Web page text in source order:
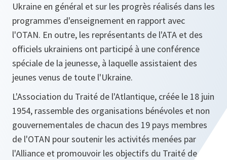
Ukraine en général et sur les progrès réalisés dans les
programmes d'enseignement en rapport avec
l'OTAN. En outre, les représentants de l'ATA et des
officiels ukrainiens ont participé à une conférence
spéciale de la jeunesse, à laquelle assistaient des
jeunes venus de toute l'Ukraine.
L'Association du Traité de l'Atlantique, créée le 18 juin
1954, rassemble des organisations bénévoles et non
gouvernementales de chacun des 19 pays membres
de l'OTAN pour soutenir les activités menées par
l'Alliance et promouvoir les objectifs du Traité de